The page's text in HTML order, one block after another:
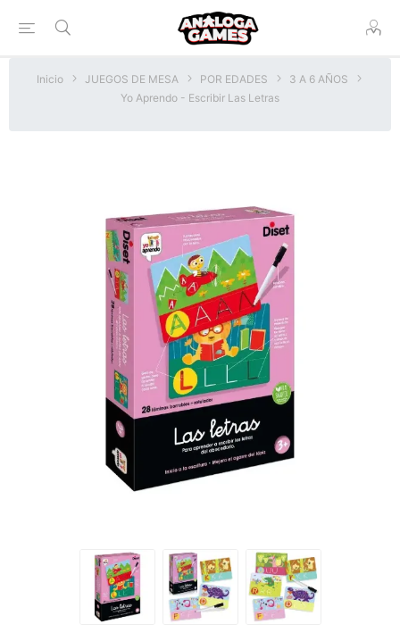
Inicio JUEGOS DE MESA POR EDADES
3 A 6 AÑOS
Yo Aprendo - Escribir Las Letras